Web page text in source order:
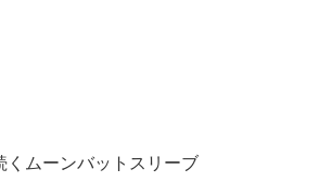
くムーンバットスリーブ